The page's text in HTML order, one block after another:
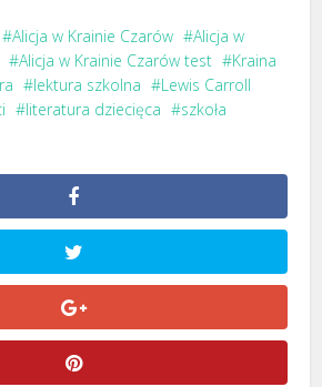
Alicja w Krainie Czarów
Alicja w
Alicja w Krainie Czarów test
Kraina
lektura szkolna
Lewis Carroll
literatura dziecięca
szkoła